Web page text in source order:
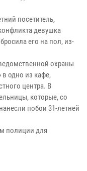
посетитель,
девушка
его на пол, из-
охраны
в одно из кафе,
центра. В
которые, со
побои 31-летней
полиции для